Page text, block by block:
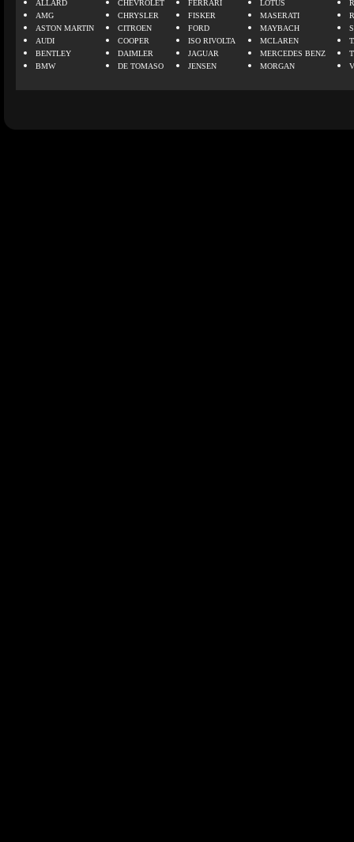
ALLARD
AMG
ASTON MARTIN
AUDI
BENTLEY
BMW
CHEVROLET
CHRYSLER
CITROEN
COOPER
DAIMLER
DE TOMASO
FERRARI
FISKER
FORD
ISO RIVOLTA
JAGUAR
JENSEN
LOTUS
MASERATI
MAYBACH
MCLAREN
MERCEDES BENZ
MORGAN